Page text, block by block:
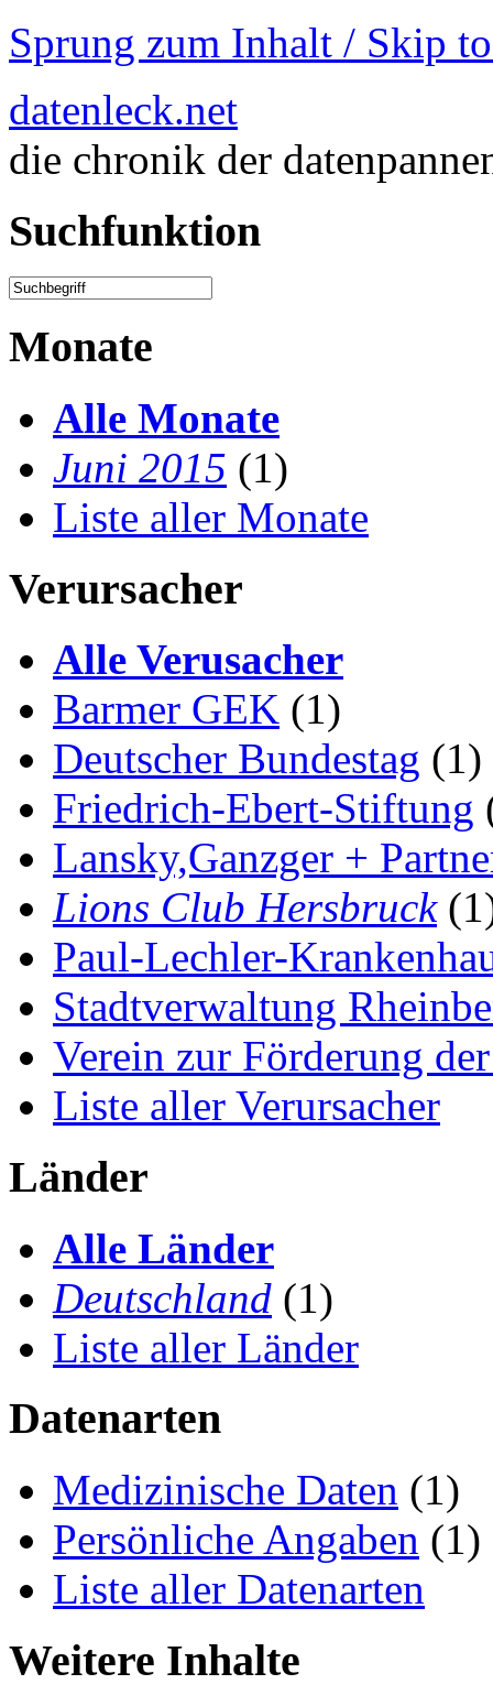
Sprung zum Inhalt / Skip
datenleck.net
die chronik der
Suchfunktion
Monate
Alle Monate
Juni 2015 (1)
Liste aller Monate
Verursacher
Alle Verusacher
Barmer GEK (1)
Deutscher Bundestag (1)
Friedrich-Ebert-Stiftung
Lansky,Ganzger +
Lions Club Hersbruck
Paul-Lechler-
Stadtverwaltung
Verein zur Förderung
Liste aller Verursacher
Länder
Alle Länder
Deutschland (1)
Liste aller Länder
Datenarten
Medizinische Daten (1)
Persönliche Angaben (1)
Liste aller Datenarten
Weitere Inhalte